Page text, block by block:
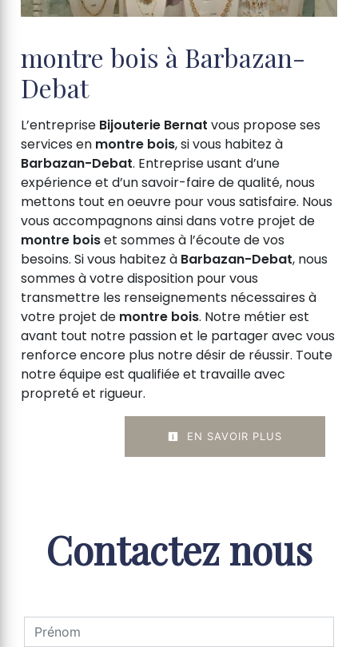
montre bois à Barbazan-
Debat
L’entreprise Bijouterie Bernat vous propose ses
services en montre bois, si vous habitez à
Barbazan-Debat. Entreprise usant d’une
expérience et d’un savoir-faire de qualité, nous
mettons tout en oeuvre pour vous satisfaire. Nous
vous accompagnons ainsi dans votre projet de
montre boiset sommes à l’écoute de vos
besoins. Si vous habitez à Barbazan-Debat, nous
sommes à votre disposition pour vous
transmettre les renseignements nécessaires à
votre projet de montre bois. Notre métier est
avant tout notre passion et le partager avec vous
renforce encore plus notre désir de réussir. Toute
notre équipe est qualifiée et travaille avec
propreté et rigueur.
EN SAVOIR PLUS
Contactez nous